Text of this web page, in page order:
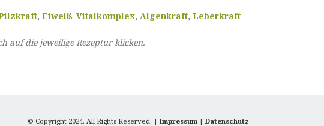
, Eiweiß-Vitalkomplex, Algenkraft, Leberkraft
auf die jeweilige Rezeptur klicken.
© Copyright 2024. All Rights Reserved. | Impressum| Datenschutz